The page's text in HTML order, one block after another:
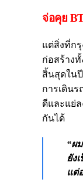
จ่อคุย
แต่สิ่งที่ก
ก่อสร้าง
สิ้นสุดในปี
การเดิน
ดีและแย่
กันได้
“ผ
ยัง
แต่